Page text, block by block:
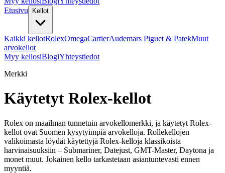
Etusivu
Kellot
Kaikki kellotRolexOmegaCartierAudemars Piguet & PatekMuut
arvokellot
Myy kellosiBlogiYhteystiedot
Merkki
Käytetyt Rolex-kellot
Rolex on maailman tunnetuin arvokellomerkki, ja käytetyt Rolex-
kellot ovat Suomen kysytyimpiä arvokelloja. Rollekellojen
valikoimasta löydät käytettyjä Rolex-kelloja klassikoista
harvinaisuuksiin – Submariner, Datejust, GMT-Master, Daytona ja
monet muut. Jokainen kello tarkastetaan asiantuntevasti ennen
myyntiä.